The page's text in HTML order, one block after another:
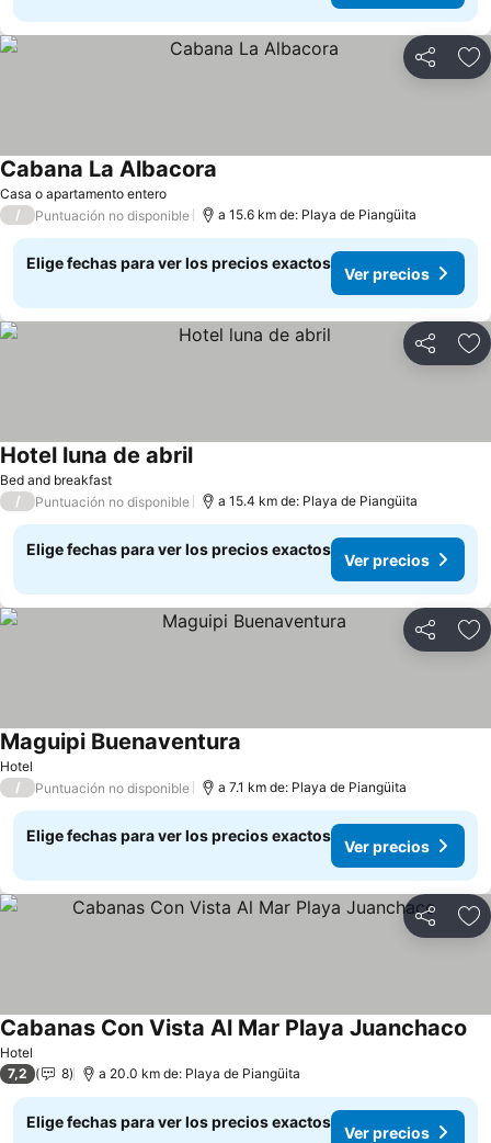
Compartir
Casa o apartamento entero
Cabana La Albacora
/ Puntuación no disponible a 15.6 km de: Playa de Piangüita
Elige fechas para ver los precios exactos
Ver precios
Compartir
Bed and breakfast
Hotel luna de abrilVer precios
/ Puntuación no disponible a 15.4 km de: Playa de Piangüita
Elige fechas para ver los precios exactos
Ver precios
Compartir
Hotel
Maguipi Buenaventura
/ Puntuación no disponible a 7.1 km de: Playa de Piangüita
Elige fechas para ver los precios exactos
Ver precios
Compartir
Hotel
Cabanas Con Vista Al Mar Playa Juanchaco
7,2 8 a 20.0 km de: Playa de Piangüita
Elige fechas para ver los precios exactos
Ver precios